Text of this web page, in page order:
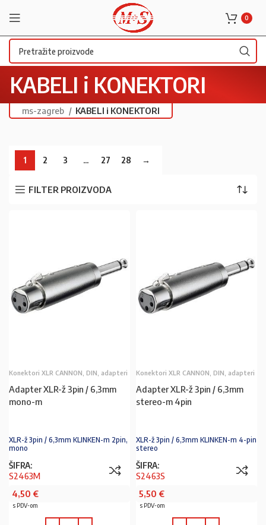
0
KABELI i KONEKTORI
ms-zagreb KABELI i KONEKTORI
1 2 3 … 27 28 →
FILTER PROIZVODA
Konektori XLR CANNON, DIN, adapteri
Adapter XLR-ž 3pin / 6,3mm
mono-m
XLR-ž 3pin / 6,3mm KLINKEN-m 2pin,
mono
ŠIFRA:
S2463M
4,50 €
s PDV-om
Konektori XLR CANNON, DIN, adapteri
Adapter XLR-ž 3pin / 6,3mm
stereo-m 4pin
XLR-ž 3pin / 6,3mm KLINKEN-m 4-pin
stereo
ŠIFRA:
S2463S
5,50 €
s PDV-om